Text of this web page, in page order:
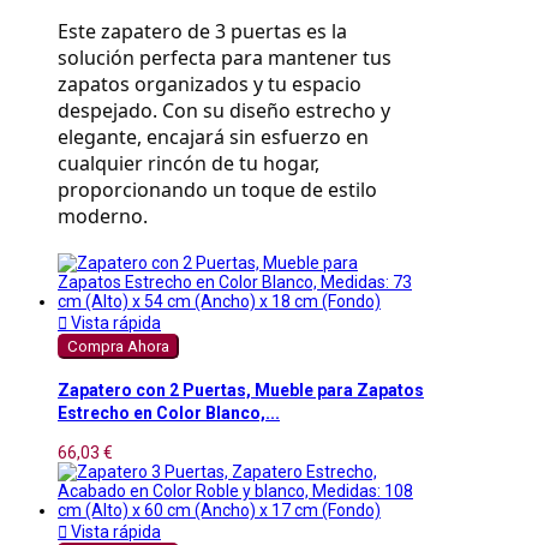
Este zapatero de 3 puertas es la
solución perfecta para mantener tus
zapatos organizados y tu espacio
despejado. Con su diseño estrecho y
elegante, encajará sin esfuerzo en
cualquier rincón de tu hogar,
proporcionando un toque de estilo
moderno.
 Vista rápida
Compra Ahora
Zapatero con 2 Puertas, Mueble para Zapatos
Estrecho en Color Blanco,...
66,03 €
 Vista rápida